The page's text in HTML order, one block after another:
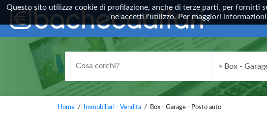
Questo sito utilizza cookie di profilazione, anche di terze parti, per fornirti
ne accetti l'utilizzo. Per maggiori
Home / Immobiliari - Vendita / Box - Garage - Posto auto